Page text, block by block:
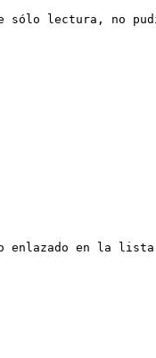
lectura, no
enlazado en la lista